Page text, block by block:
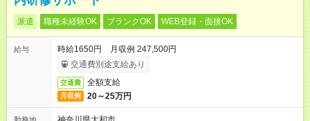
派遣 職種未経験OK ブランクOK WEB登録・面接OK
給与
時給1650円 月収例 247,500円
交通費別途支給あり
交通費 全額支給
月収例 20～25万円